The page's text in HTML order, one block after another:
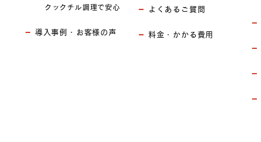
クックチル調理で安心
導入事例・お客様の声
よくあるご質問
料金・かかる費用